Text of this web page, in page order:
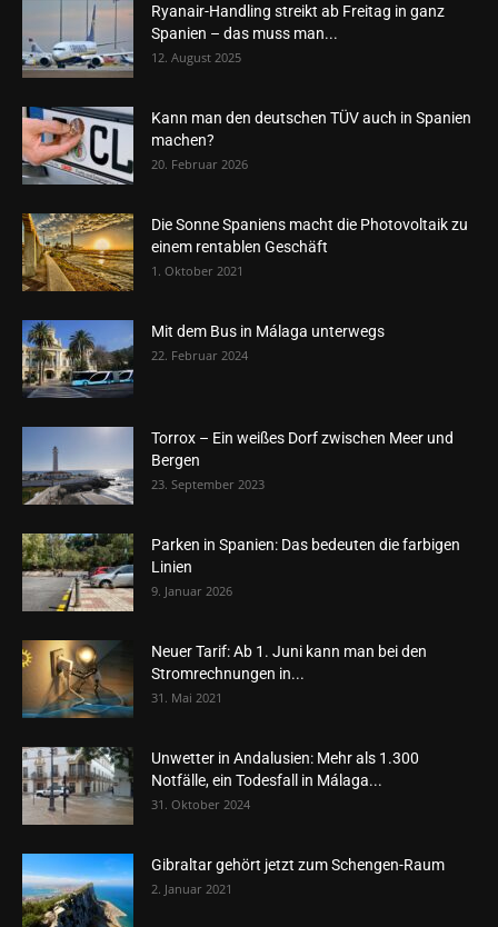
Ryanair-Handling streikt ab Freitag in ganz
Spanien – das muss man...
12. August 2025
Kann man den deutschen TÜV auch in Spanien
machen?
20. Februar 2026
Die Sonne Spaniens macht die Photovoltaik zu
einem rentablen Geschäft
1. Oktober 2021
Mit dem Bus in Málaga unterwegs
22. Februar 2024
Torrox – Ein weißes Dorf zwischen Meer und
Bergen
23. September 2023
Parken in Spanien: Das bedeuten die farbigen
Linien
9. Januar 2026
Neuer Tarif: Ab 1. Juni kann man bei den
Stromrechnungen in...
31. Mai 2021
Unwetter in Andalusien: Mehr als 1.300
Notfälle, ein Todesfall in Málaga...
31. Oktober 2024
Gibraltar gehört jetzt zum Schengen-Raum
2. Januar 2021